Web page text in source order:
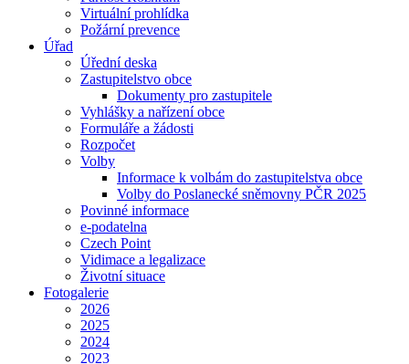
Virtuální prohlídka
Požární prevence
Úřad
Úřední deska
Zastupitelstvo obce
Dokumenty pro zastupitele
Vyhlášky a nařízení obce
Formuláře a žádosti
Rozpočet
Volby
Informace k volbám do zastupitelstva obce
Volby do Poslanecké sněmovny PČR 2025
Povinné informace
e-podatelna
Czech Point
Vidimace a legalizace
Životní situace
Fotogalerie
2026
2025
2024
2023